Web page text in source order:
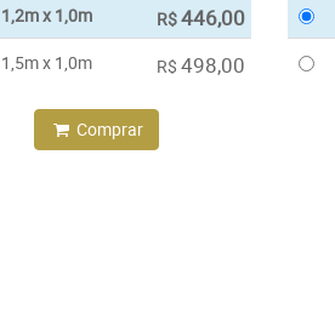
1,2m x 1,0m R$446,00
1,5m x 1,0m R$ 498,00
Comprar